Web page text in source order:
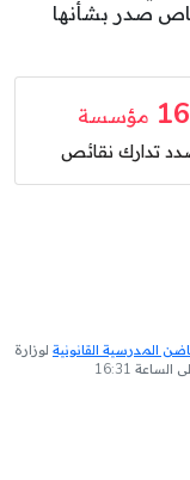
أطفال خاص صدر بشأنها
16 مؤسسة
تدارك نقائص
المدرسية القانونية لوزارة